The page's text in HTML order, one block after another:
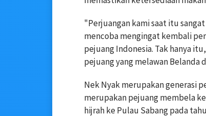
"Perjuangan kami saat itu
mencoba mengingat kembali
pejuang Indonesia. Tak hanya
pejuang yang melawan Belanda
Nek Nyak merupakan generasi
merupakan pejuang membela
hijrah ke Pulau Sabang pada